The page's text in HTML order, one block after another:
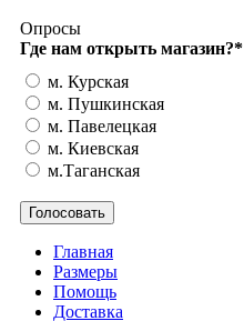
Опросы
Где нам открыть магазин?*
м. Курская
м. Пушкинская
м. Павелецкая
м. Киевская
м.Таганская
Главная
Размеры
Помощь
Доставка